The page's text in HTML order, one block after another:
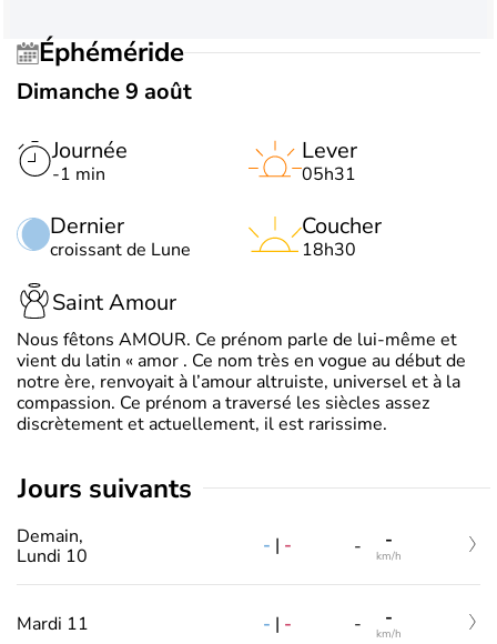
Éphéméride
Dimanche 9 août
Journée
-1 min
Dernier
croissant de Lune
Lever
05h31
Coucher
18h30
Saint Amour
Nous fêtons AMOUR. Ce prénom parle de lui-même et
vient du latin « amor . Ce nom très en vogue au début de
notre ère, renvoyait à l’amour altruiste, universel et à la
compassion. Ce prénom a traversé les siècles assez
discrètement et actuellement, il est rarissime.
jours suivants
Demain,
Lundi 10
- | - - -
km/h
Mardi 11 - | - - -
km/h